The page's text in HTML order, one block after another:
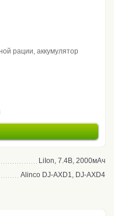
рации, аккумулятор
LiIon, 7.4В, 2000мАч
Alinco DJ-AXD1, DJ-AXD4